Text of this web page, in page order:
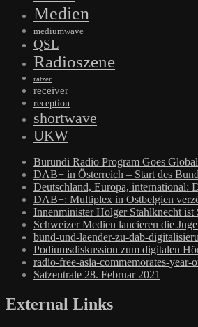
Medien
mediumwave
QSL
Radioszene
ratzer
receiver
reception
shortwave
UKW
Burundi Radio Program Goes Global
DAB+ in Österreich – Start des
Deutschland, Europa, international:
DAB+: Multiplex in Ostbelgien
Innenminister Holger Stahlknecht
Schweizer Medien lancieren die
bund-und-laender-zu-dab-
Podiumsdiskussion zum digitalen
radio-free-asia-commemorates-year-
Satzentrale 28. Februar 2021
External Links